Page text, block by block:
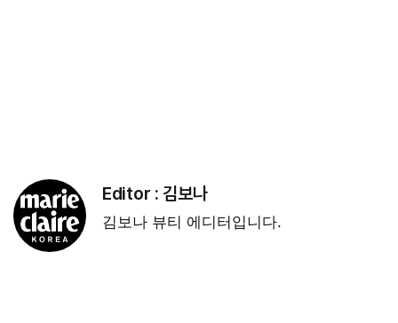
Editor : 김보나
김보나 뷰티 에디터입니다.